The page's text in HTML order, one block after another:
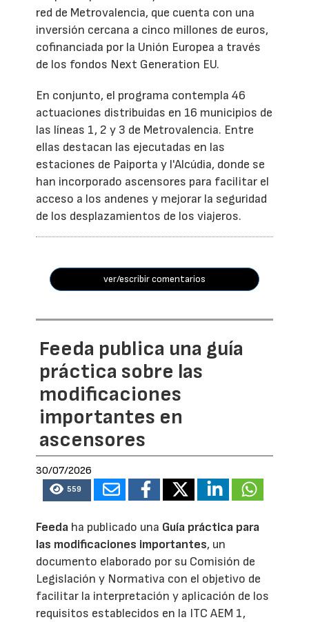
red de Metrovalencia, que cuenta con una
inversión cercana a cinco millones de euros,
cofinanciada por la Unión Europea a través
de los fondos Next Generation EU.
En conjunto, el programa contempla 46
actuaciones distribuidas en 16 municipios de
las líneas 1, 2 y 3 de Metrovalencia. Entre
ellas destacan las ejecutadas en las
estaciones de Paiporta y l'Alcúdia, donde se
han incorporado ascensores para facilitar el
acceso a los andenes y mejorar la seguridad
de los desplazamientos de los viajeros.
ver/escribir comentarios
Feeda publica una guía
práctica sobre las
modificaciones
importantes en
ascensores
30/07/2026
559
Feeda ha publicado una Guía práctica para
las modificaciones importantes, un
documento elaborado por su Comisión de
Legislación y Normativa con el objetivo de
facilitar la interpretación y aplicación de los
requisitos establecidos en la ITC AEM 1,